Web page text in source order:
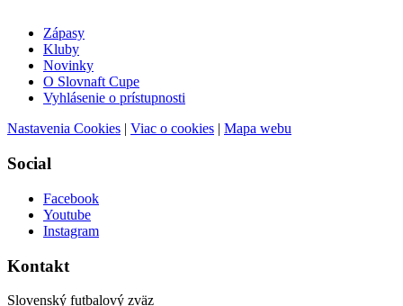
Zápasy
Kluby
Novinky
O Slovnaft Cupe
Vyhlásenie o prístupnosti
Nastavenia Cookies | Viac o cookies | Mapa webu
Social
Facebook
Youtube
Instagram
Kontakt
Slovenský futbalový zväz